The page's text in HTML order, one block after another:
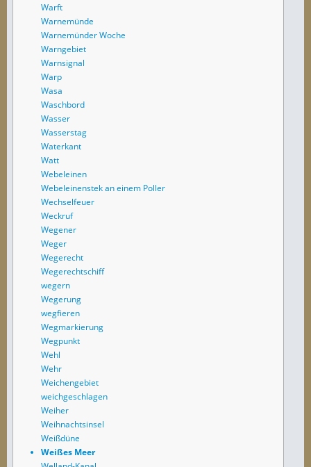
Warft
Warnemünde
Warnemünder Woche
Warngebiet
Warnsignal
Warp
Wasa
Waschbord
Wasser
Wasserstag
Waterkant
Watt
Webeleinen
Webeleinenstek an einem Poller
Wechselfeuer
Weckruf
Wegener
Weger
Wegerecht
Wegerechtschiff
wegern
Wegerung
wegfieren
Wegmarkierung
Wegpunkt
Wehl
Wehr
Weichengebiet
weichgeschlagen
Weiher
Weihnachtsinsel
Weißdüne
Weißes Meer